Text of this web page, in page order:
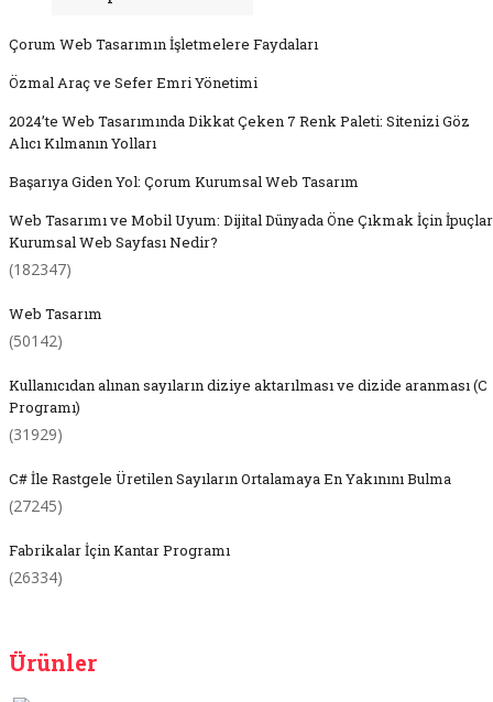
Çorum Web Tasarımın İşletmelere Faydaları
Özmal Araç ve Sefer Emri Yönetimi
2024’te Web Tasarımında Dikkat Çeken 7 Renk Paleti: Sitenizi Göz
Alıcı Kılmanın Yolları
Başarıya Giden Yol: Çorum Kurumsal Web Tasarım
Web Tasarımı ve Mobil Uyum: Dijital Dünyada Öne Çıkmak İçin
Kurumsal Web Sayfası Nedir?
(182347)
Web Tasarım
(50142)
Kullanıcıdan alınan sayıların diziye aktarılması ve dizide aranması (C
Programı)
(31929)
C# İle Rastgele Üretilen Sayıların Ortalamaya En Yakınını Bulma
(27245)
Fabrikalar İçin Kantar Programı
(26334)
Ürünler